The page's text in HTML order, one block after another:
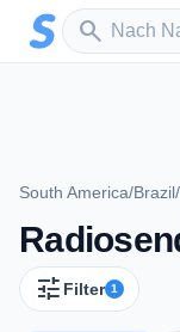
Zum Hauptinhalt
search
Sender suchen
South America/Brazil/
tune Filter 1